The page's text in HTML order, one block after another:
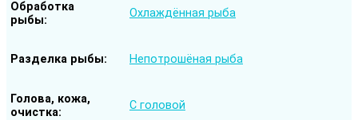
Обработка
рыбы
Охлаждённая рыба
Разделка рыбы Непотрошёная рыба
Голова, кожа,
очистка
С головой